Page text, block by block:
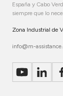
España y Cabo
siempre que lo
Zona Industrial de
info@m-